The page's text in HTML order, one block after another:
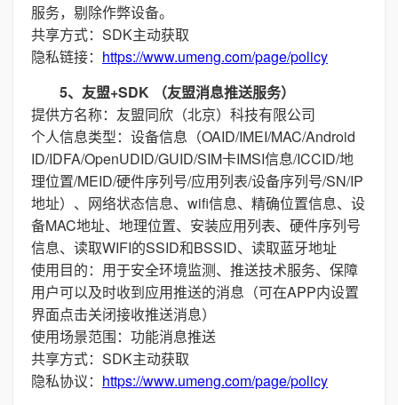
服务，剔除作弊设备。
共享方式：SDK主动获取
隐私链接： https://www.umeng.com/page/policy
5、友盟+SDK （友盟消息推送服务）
提供方名称：友盟同欣（北京）科技有限公司
个人信息类型：设备信息（OAID/IMEI/MAC/Android
ID/IDFA/OpenUDID/GUID/SIM卡IMSI信息/ICCID/地
理位置/MEID/硬件序列号/应用列表/设备序列号/SN/IP
地址）、网络状态信息、wifi信息、精确位置信息、设
备MAC地址、地理位置、安装应用列表、硬件序列号
信息、读取WIFI的SSID和BSSID、读取蓝牙地址
使用目的：用于安全环境监测、推送技术服务、保障
用户可以及时收到应用推送的消息（可在APP内设置
界面点击关闭接收推送消息）
使用场景范围：功能消息推送
共享方式：SDK主动获取
隐私协议： https://www.umeng.com/page/policy